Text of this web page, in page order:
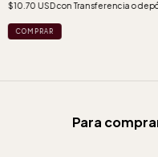
$10.70 USDcon Transferencia o
COMPRAR
Para